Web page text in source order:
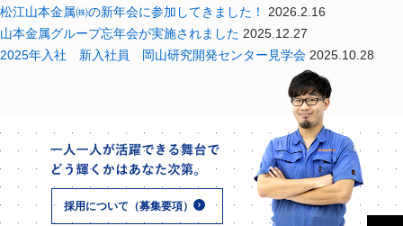
松江山本金属㈱の新年会に参加してきました！
2026.2.16
山本金属グループ忘年会が実施されました 2025.12.27
2025年入社 新入社員 岡山研究開発センター見学会 2025.10.28
採用について（募集要項）